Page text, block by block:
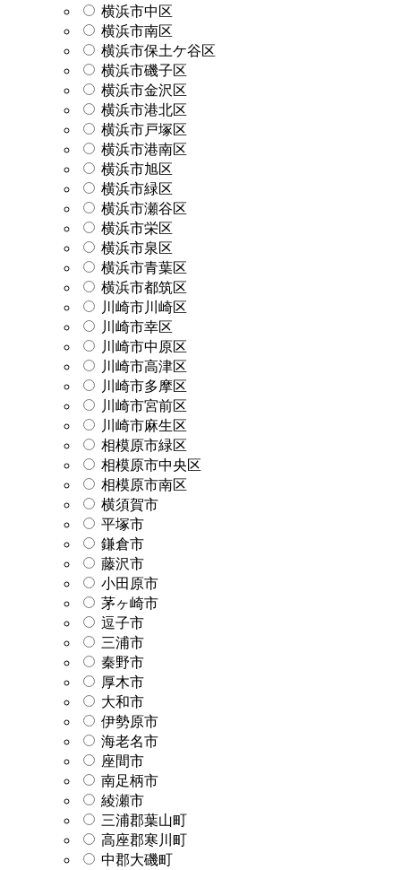
横浜市中区
横浜市南区
横浜市保土ケ谷区
横浜市磯子区
横浜市金沢区
横浜市港北区
横浜市戸塚区
横浜市港南区
横浜市旭区
横浜市緑区
横浜市瀬谷区
横浜市栄区
横浜市泉区
横浜市青葉区
横浜市都筑区
川崎市川崎区
川崎市幸区
川崎市中原区
川崎市高津区
川崎市多摩区
川崎市宮前区
川崎市麻生区
相模原市緑区
相模原市中央区
相模原市南区
横須賀市
平塚市
鎌倉市
藤沢市
小田原市
茅ヶ崎市
逗子市
三浦市
秦野市
厚木市
大和市
伊勢原市
海老名市
座間市
南足柄市
綾瀬市
三浦郡葉山町
高座郡寒川町
中郡大磯町